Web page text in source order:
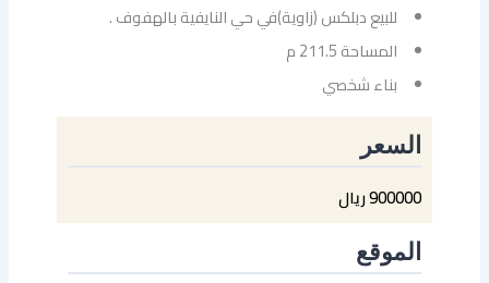
للبيع دبلكس (زاوية)في حي النايفية بالهفوف .
المساحة 211.5 م
بناء شخصي
السعر
900000 ريال
الموقع